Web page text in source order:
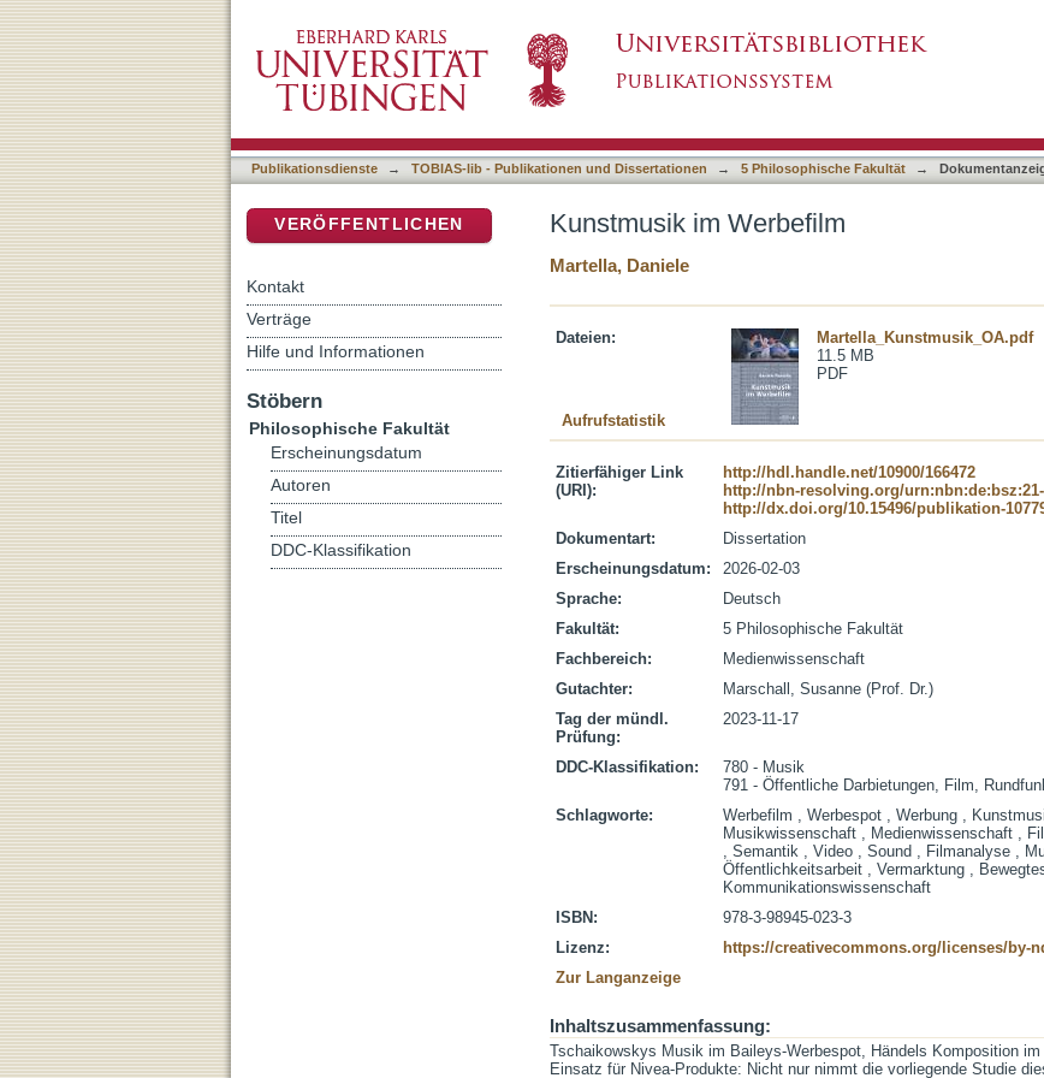
Publikationsdienste → TOBIAS-lib - Publikationen und Dissertationen → 5 Philosophische Fakultät →
Kunstmusik im Werbefilm
Martella, Daniele
Dateien:
Martella_Kunstmusik_OA.pdf
11.5 MB
PDF
Aufrufstatistik
Zitierfähiger Link
(URI):
http://hdl.handle.net/10900/166472
http://nbn-resolving.org/urn:nbn:de:bsz:21-
http://dx.doi.org/10.15496/publikation-
Dokumentart:
Dissertation
Erscheinungsdatum:
2026-02-03
Sprache:
Deutsch
Fakultät:
5 Philosophische Fakultät
Fachbereich:
Medienwissenschaft
Gutachter:
Marschall, Susanne (Prof. Dr.)
Tag der mündl.
Prüfung:
2023-11-17
DDC-Klassifikation:
780 - Musik
791 - Öffentliche Darbietungen, Film,
Schlagworte:
Werbefilm , Werbespot , Werbung ,
Musikwissenschaft , Medienwissenschaft ,
, Semantik , Video , Sound , Filmanalyse ,
Öffentlichkeitsarbeit , Vermarktung ,
Kommunikationswissenschaft
ISBN:
978-3-98945-023-3
Lizenz:
https://creativecommons.org/licenses/by-
Zur Langanzeige
Inhaltszusammenfassung:
Tschaikowskys Musik im Baileys-Werbespot, Händels Komposition im
Einsatz für Nivea-Produkte: Nicht nur nimmt die vorliegende Studie
VERÖFFENTLICHEN
Kontakt
Verträge
Hilfe und Informationen
Stöbern
Philosophische Fakultät
Erscheinungsdatum
Autoren
Titel
DDC-Klassifikation